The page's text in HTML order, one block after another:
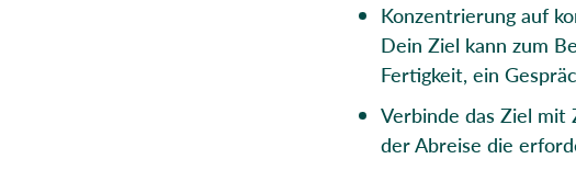
Konzentrierung auf
Dein Ziel kann zum
Fertigkeit, ein
Verbinde das Ziel mit
der Abreise die